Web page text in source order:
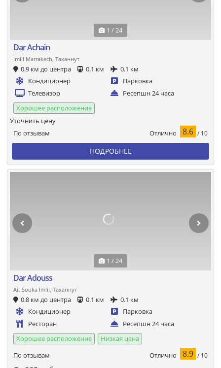
1 / 24
Dar Achain
Imlil Marrakech, Таханнут
0.9 км до центра 0.1 км
0.1 км
Кондиционер
Парковка
Телевизор
Ресепшн 24 часа
Хорошее расположение
По отзывам Отлично 8.6 / 10
Уточнить цену
ПОДРОБНЕЕ
1 / 24
Dar Adouss
Ait Souka Imlil, Таханнут
0.8 км до центра 0.1 км
0.1 км
Кондиционер
Парковка
Ресторан
Ресепшн 24 часа
Хорошее расположение
Низкая цена
По отзывам
Отлично 8.9 / 10